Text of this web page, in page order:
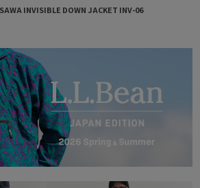
INVISIBLE DOWN JACKET INV-06